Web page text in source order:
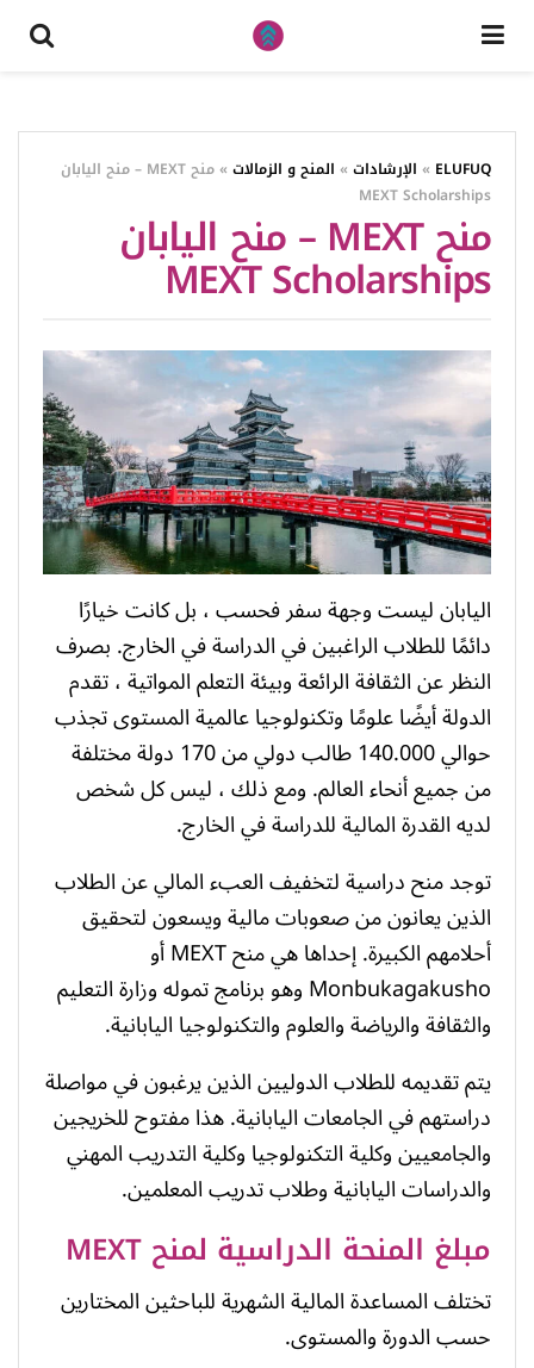
ELUFUQ
» الإرشادات » المنح و الزمالات »
منح MEXT – منح اليابان
MEXT Scholarships
منح MEXT – منح اليابان
MEXT Scholarships
اليابان ليست وجهة سفر فحسب ، بل كانت خيارًا
دائمًا للطلاب الراغبين في الدراسة في الخارج. بصرف
النظر عن الثقافة الرائعة وبيئة التعلم المواتية ، تقدم
الدولة أيضًا علومًا وتكنولوجيا عالمية المستوى تجذب
حوالي 140.000 طالب دولي من 170 دولة مختلفة
من جميع أنحاء العالم. ومع ذلك ، ليس كل شخص
لديه القدرة المالية للدراسة في الخارج.
توجد منح دراسية لتخفيف العبء المالي عن الطلاب
الذين يعانون من صعوبات مالية ويسعون لتحقيق
أحلامهم الكبيرة. إحداها هي منح MEXT أو
Monbukagakusho وهو برنامج تموله وزارة التعليم
والثقافة والرياضة والعلوم والتكنولوجيا اليابانية.
يتم تقديمه للطلاب الدوليين الذين يرغبون في مواصلة
دراستهم في الجامعات اليابانية. هذا مفتوح للخريجين
والجامعيين وكلية التكنولوجيا وكلية التدريب المهني
والدراسات اليابانية وطلاب تدريب المعلمين.
مبلغ المنحة الدراسية لمنح MEXT
تختلف المساعدة المالية الشهرية للباحثين المختارين
حسب الدورة والمستوى.